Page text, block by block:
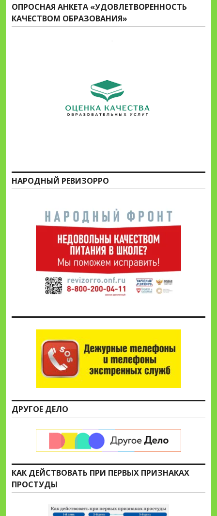
ОПРОСНАЯ АНКЕТА «УДОВЛЕТВОРЕННОСТЬ
КАЧЕСТВОМ ОБРАЗОВАНИЯ»
НАРОДНЫЙ РЕВИЗОРРО
ДРУГОЕ ДЕЛО
КАК ДЕЙСТВОВАТЬ ПРИ ПЕРВЫХ ПРИЗНАКАХ
ПРОСТУДЫ